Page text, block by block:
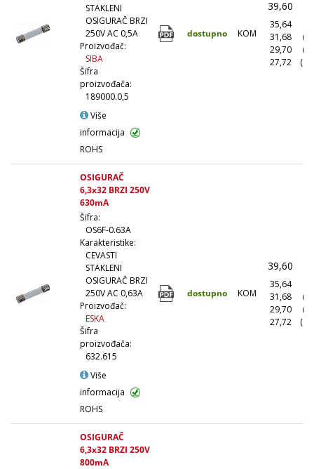
STAKLENI
OSIGURAČ BRZI
250V AC 0,5A
Proizvođač:
SIBA
Šifra
proizvođača:
189000.0,5
Više
informacija
ROHS
dostupno KOM
39,60
35,64
31,68
29,70
27,72
OSIGURAČ
6,3x32 BRZI 250V
630mA
Šifra:
OS6F-0.63A
Karakteristike:
CEVASTI
STAKLENI
OSIGURAČ BRZI
250V AC 0,63A
Proizvođač:
ESKA
Šifra
proizvođača:
632.615
Više
informacija
ROHS
dostupno KOM
39,60
35,64
31,68
29,70
27,72
OSIGURAČ
6,3x32 BRZI 250V
800mA